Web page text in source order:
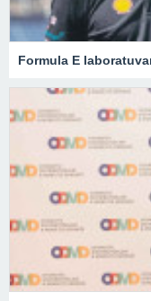
Formula E